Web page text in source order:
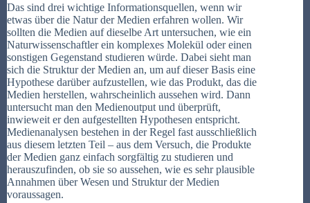
Das sind drei wichtige Informationsquellen, wenn wir
etwas über die Natur der Medien erfahren wollen. Wir
sollten die Medien auf dieselbe Art untersuchen, wie ein
Naturwissenschaftler ein komplexes Molekül oder einen
sonstigen Gegenstand studieren würde. Dabei sieht man
sich die Struktur der Medien an, um auf dieser Basis eine
Hypothese darüber aufzustellen, wie das Produkt, das die
Medien herstellen, wahrscheinlich aussehen wird. Dann
untersucht man den Medienoutput und überprüft,
inwieweit er den aufgestellten Hypothesen entspricht.
Medienanalysen bestehen in der Regel fast ausschließlich
aus diesem letzten Teil – aus dem Versuch, die Produkte
der Medien ganz einfach sorgfältig zu studieren und
herauszufinden, ob sie so aussehen, wie es sehr plausible
Annahmen über Wesen und Struktur der Medien
voraussagen.